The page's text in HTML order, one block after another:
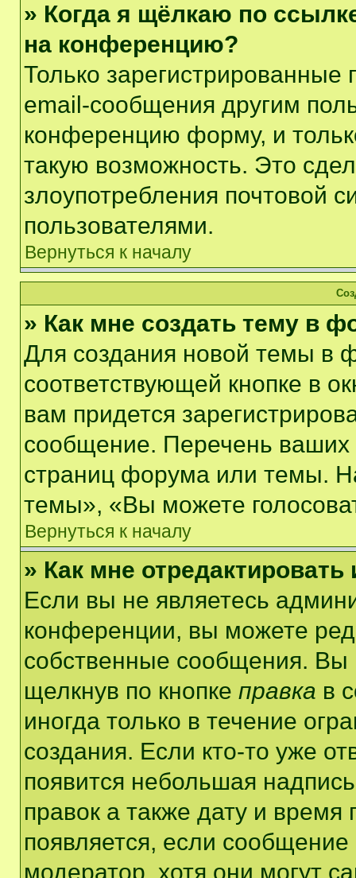
» Когда я щёлкаю по
на конференцию?
Только зарегистрированные
email-сообщения другим
конференцию форму, и
такую возможность. Это
злоупотребления почтовой
пользователями.
Вернуться к началу
» Как мне создать тему в
Для создания новой темы в
соответствующей кнопке в
вам придется
сообщение. Перечень ваших
страниц форума или темы.
темы», «Вы можете
Вернуться к началу
» Как мне
Если вы не являетесь
конференции, вы можете
собственные сообщения. Вы
щелкнув по кнопке правка в
иногда только в течение
создания. Если кто-то уже
появится небольшая
правок а также дату и
появляется, если
модератор, хотя они могут